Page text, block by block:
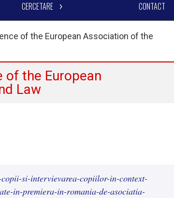
CERCETARE CONTACT
of the European Association of the
of the European
Law
si-intervievarea-copiilor-in-context-
in-premiera-in-romania-de-asociatia-